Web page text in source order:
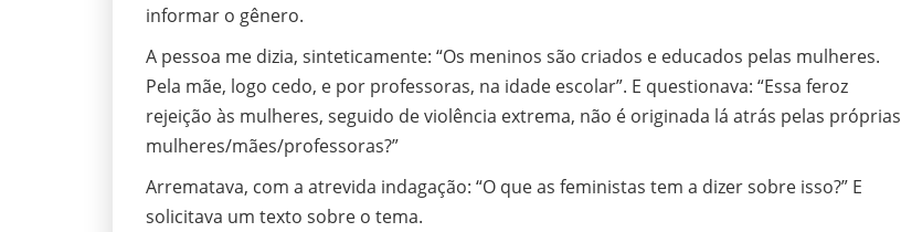
informar o gênero.
A pessoa me dizia, sinteticamente: “Os meninos são criados e educados pelas mulheres.
Pela mãe, logo cedo, e por professoras, na idade escolar”. E questionava: “Essa feroz
rejeição às mulheres, seguido de violência extrema, não é originada lá atrás pelas próprias
mulheres/mães/professoras?”
Arrematava, com a atrevida indagação: “O que as feministas tem a dizer sobre isso?” E
solicitava um texto sobre o tema.